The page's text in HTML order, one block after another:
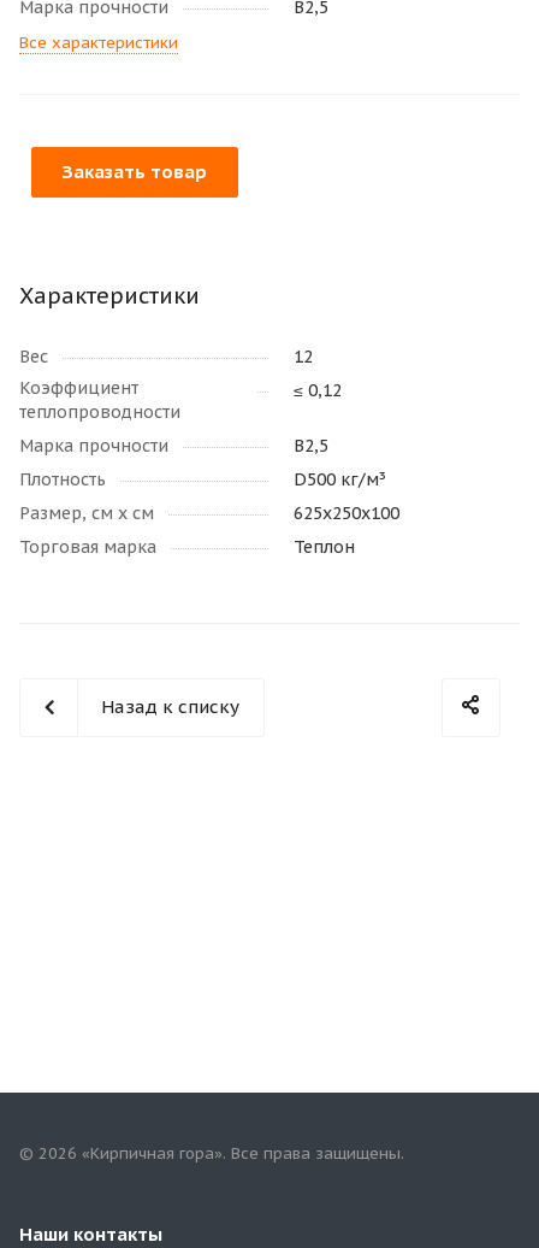
Марка прочности В2,5
Все характеристики
Заказать товар
Характеристики
Вес
12
Коэффициент
теплопроводности
≤ 0,12
Марка прочности
В2,5
Плотность
D500 кг/м³
Размер, см х см
625х250х100
Торговая марка
Теплон
Назад к списку
© 2026 «Кирпичная гора». Все права защищены.
Наши контакты